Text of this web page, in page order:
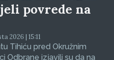
povrede na
2026 | 15:11
Tihiću pred Okružnim
Odbrane izjavili su da na